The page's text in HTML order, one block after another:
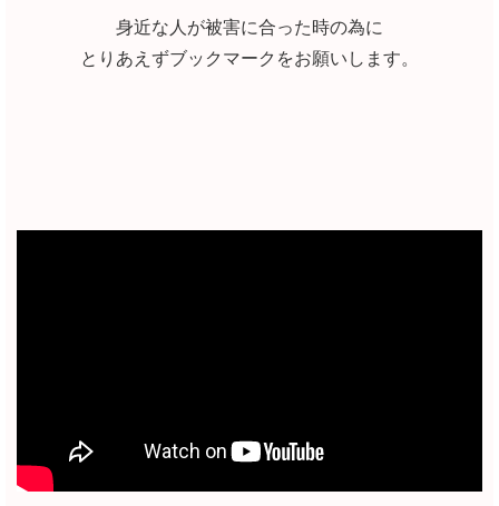
身近な人が被害に合った時の為に
とりあえずブックマークをお願いします。